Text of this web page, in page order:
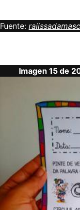
Fuente:
Imagen 15 de